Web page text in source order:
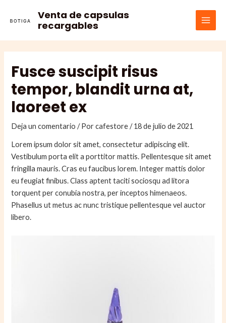
Venta de capsulas
recargables
Fusce suscipit risus
tempor, blandit urna at,
laoreet ex
Deja un comentario / Porcafestore/18 de julio de 2021
Lorem ipsum dolor sit amet, consectetur adipiscing elit.
Vestibulum porta elit a porttitor mattis. Pellentesque sit amet
fringilla mauris. Cras eu faucibus lorem. Integer mattis dolor
eu feugiat finibus. Class aptent taciti sociosqu ad litora
torquent per conubia nostra, per inceptos himenaeos.
Phasellus ut metus ac nunc tristique pellentesque vel auctor
libero.